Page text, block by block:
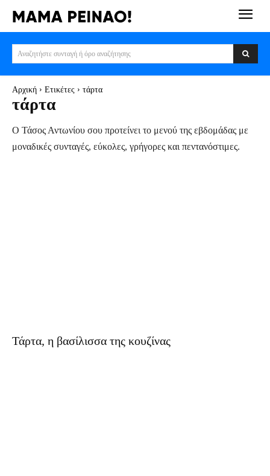
Αναζητήστε συνταγή ή όρο αναζήτησης
Αρχική Ετικέτες τάρτα
τάρτα
Ο Τάσος Αντωνίου σου προτείνει το μενού της εβδομάδας με
μοναδικές συνταγές, εύκολες, γρήγορες και πεντανόστιμες.
Τάρτα, η βασίλισσα της κουζίνας